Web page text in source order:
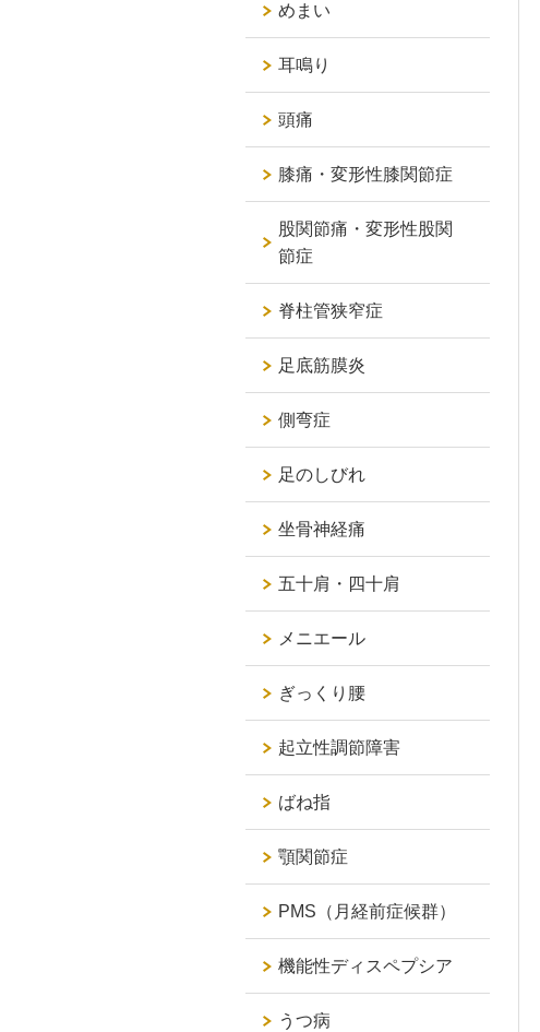
めまい
耳鳴り
頭痛
膝痛・変形性膝関節症
股関節痛・変形性股関
節症
脊柱管狭窄症
足底筋膜炎
側弯症
足のしびれ
坐骨神経痛
五十肩・四十肩
メニエール
ぎっくり腰
起立性調節障害
ばね指
顎関節症
PMS（月経前症候群）
機能性ディスペプシア
うつ病